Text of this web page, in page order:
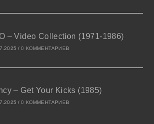
– Video Collection (1971-1986)
/ 0 КОММЕНТАРИЕВ
– Get Your Kicks (1985)
/ 0 КОММЕНТАРИЕВ